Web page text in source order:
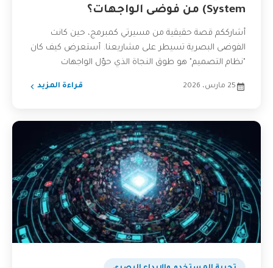
System) من فوضى الواجهات؟
أشارككم قصة حقيقية من مسيرتي كمبرمج، حين كانت
الفوضى البصرية تسيطر على مشاريعنا. أستعرض كيف كان
"نظام التصميم" هو طوق النجاة الذي حوّل الواجهات
25 مارس، 2026 قراءة المزيد